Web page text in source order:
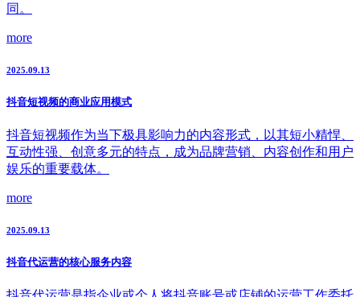
同。
more
2025.09.13
抖音短视频的商业应用模式
抖音短视频作为当下极具影响力的内容形式，以其短小精悍、
互动性强、创意多元的特点，成为品牌营销、内容创作和用户
娱乐的重要载体。
more
2025.09.13
抖音代运营的核心服务内容